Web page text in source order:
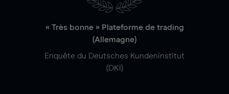
« Très bonne » Plateforme de trading
(Allemagne)
Enquête du Deutsches Kundeninstitut
(DKI)